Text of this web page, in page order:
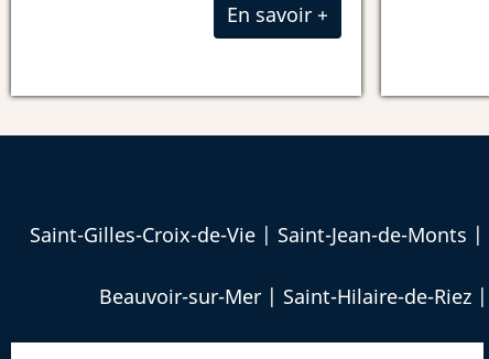
En savoir +
Saint-Gilles-Croix-de-Vie | Saint-Jean-de-Monts |
Beauvoir-sur-Mer| Saint-Hilaire-de-Riez|